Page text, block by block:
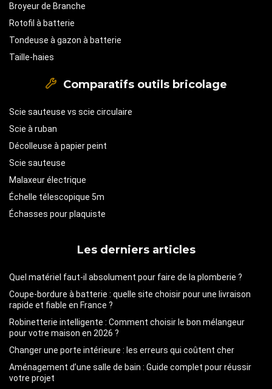
Broyeur de Branche
Rotofil à batterie
Tondeuse à gazon à batterie
Taille-haies
Comparatifs outils bricolage
Scie sauteuse vs scie circulaire
Scie à ruban
Décolleuse à papier peint
Scie sauteuse
Malaxeur électrique
Échelle télescopique 5m
Échasses pour plaquiste
Les derniers articles
Quel matériel faut-il absolument pour faire de la plomberie ?
Coupe-bordure à batterie : quelle site choisir pour une livraison
rapide et fiable en France ?
Robinetterie intelligente : Comment choisir le bon mélangeur
pour votre maison en 2026 ?
Changer une porte intérieure : les erreurs qui coûtent cher
Aménagement d’une salle de bain : Guide complet pour réussir
votre projet